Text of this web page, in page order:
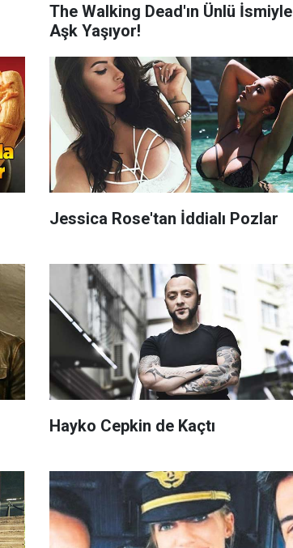
The Walking Dead'ın Ünlü İsmiyle
Aşk Yaşıyor!
Jessica Rose'tan İddialı Pozlar
Hayko Cepkin de Kaçtı